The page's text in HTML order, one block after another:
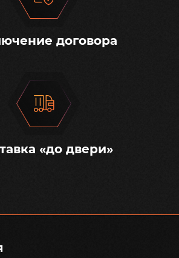
договора
«до двери»